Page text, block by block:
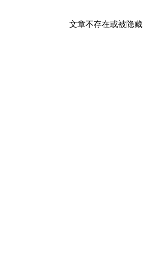
文章不存在或被隐藏